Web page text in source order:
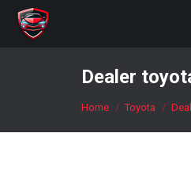
Dealer
You are here:
Home Toyota